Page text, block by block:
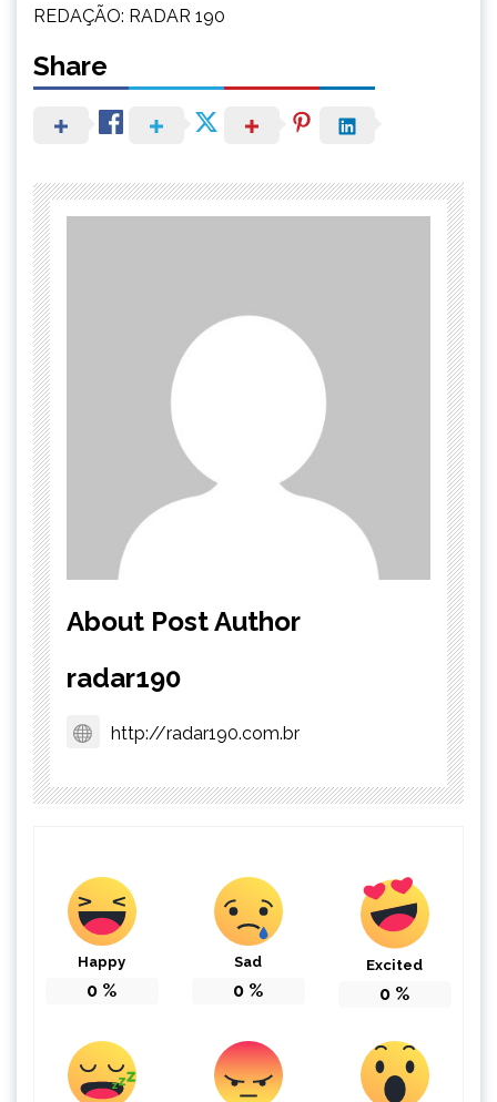
REDAÇÃO: RADAR 190
Share
About Post Author
radar190
http://radar190.com.br
Happy
0 %
Sad
0 %
Excited
0 %